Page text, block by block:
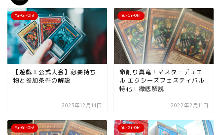
Yu-Gi-Oh!
【遊戯王公式大会】必要持ち
物と参加条件の解説
2023年12月14日
Yu-Gi-Oh!
命削り真竜！マスターデュエ
ル エクシーズフェスティバル
特化！徹底解説
2022年2月11日
Yu-Gi-Oh! Yu-Gi-Oh!